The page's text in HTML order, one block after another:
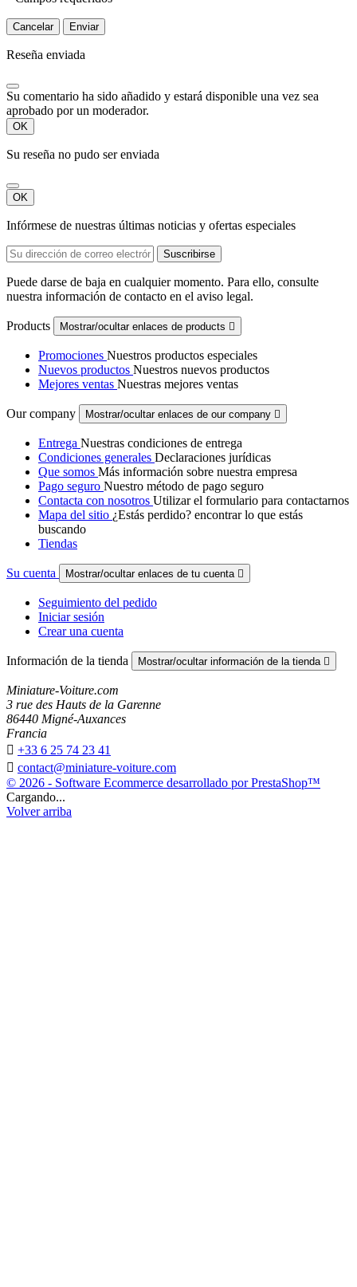
Cancelar Enviar
Reseña enviada
Su comentario ha sido añadido y estará disponible una vez sea
aprobado por un moderador.
OK
Su reseña no pudo ser enviada
OK
Infórmese de nuestras últimas noticias y ofertas especiales
Puede darse de baja en cualquier momento. Para ello, consulte
nuestra información de contacto en el aviso legal.
Products Mostrar/ocultar enlaces de products 
Promociones Nuestros productos especiales
Nuevos productos Nuestros nuevos productos
Mejores ventas Nuestras mejores ventas
Our company Mostrar/ocultar enlaces de our company 
Entrega Nuestras condiciones de entrega
Condiciones generales Declaraciones jurídicas
Que somos Más información sobre nuestra empresa
Pago seguro Nuestro método de pago seguro
Contacta con nosotros Utilizar el formulario para contactarnos
Mapa del sitio ¿Estás perdido? encontrar lo que estás
buscando
Tiendas
Su cuenta Mostrar/ocultar enlaces de tu cuenta 
Seguimiento del pedido
Iniciar sesión
Crear una cuenta
Información de la tienda Mostrar/ocultar información de la tienda 
Miniature-Voiture.com
3 rue des Hauts de la Garenne
86440 Migné-Auxances
Francia
 +33 6 25 74 23 41
 contact@miniature-voiture.com
© 2026 - Software Ecommerce desarrollado por PrestaShop™
Cargando...
Volver arriba